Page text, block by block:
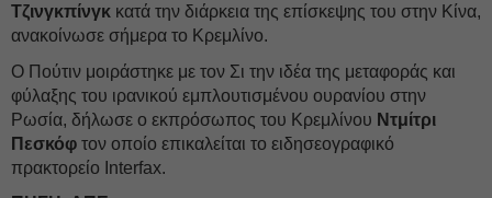
Τζινγκπίνγκ κατά την διάρκεια της επίσκεψης του στην Κίνα,
ανακοίνωσε σήμερα το Κρεμλίνο.
Ο Πούτιν μοιράστηκε με τον Σι την ιδέα της μεταφοράς και
φύλαξης του ιρανικού εμπλουτισμένου ουρανίου στην
Ρωσία, δήλωσε ο εκπρόσωπος του Κρεμλίνου Ντμίτρι
Πεσκόφ τον οποίο επικαλείται το ειδησεογραφικό
πρακτορείο Interfax.